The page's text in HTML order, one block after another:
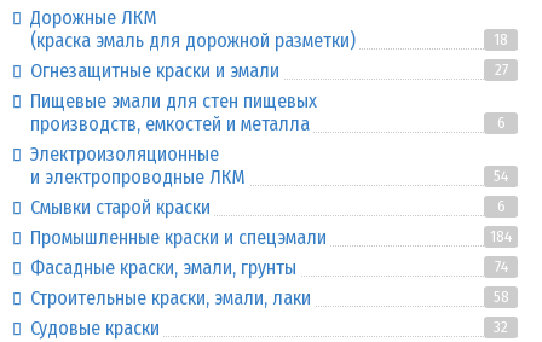
Дорожные ЛКМ
(краска эмаль для дорожной разметки)
18
Огнезащитные краски и эмали 27
Пищевые эмали для стен пищевых
производств, емкостей и металла
6
Электроизоляционные
и электропроводные ЛКМ
54
Смывки старой краски 6
Промышленные краски и спецэмали 184
Фасадные краски, эмали, грунты 74
Строительные краски, эмали, лаки 58
Судовые краски 32